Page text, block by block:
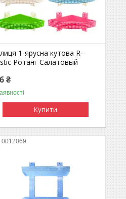
1-ярусна кутова R-
Ротанг Салатовый
₴
Купити
0012069